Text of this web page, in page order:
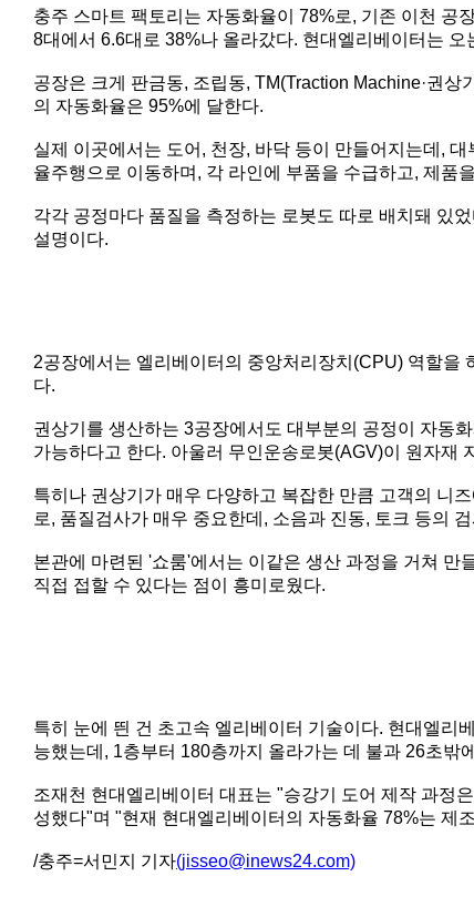
충주 스마트 팩토리는 자동화율이 78%로, 기존 이천 공
8대에서 6.6대로 38%나 올라갔다. 현대엘리베이터는
공장은 크게 판금동, 조립동, TM(Traction Machine·권
의 자동화율은 95%에 달한다.
실제 이곳에서는 도어, 천장, 바닥 등이 만들어지는데,
율주행으로 이동하며, 각 라인에 부품을 수급하고, 제품
각각 공정마다 품질을 측정하는 로봇도 따로 배치돼 있
설명이다.
2공장에서는 엘리베이터의 중앙처리장치(CPU) 역할을
다.
권상기를 생산하는 3공장에서도 대부분의 공정이 자동
가능하다고 한다. 아울러 무인운송로봇(AGV)이 원자재
특히나 권상기가 매우 다양하고 복잡한 만큼 고객의 니
로, 품질검사가 매우 중요한데, 소음과 진동, 토크 등의
본관에 마련된 '쇼룸'에서는 이같은 생산 과정을 거쳐
직접 접할 수 있다는 점이 흥미로웠다.
특히 눈에 띈 건 초고속 엘리베이터 기술이다. 현대엘리
능했는데, 1층부터 180층까지 올라가는 데 불과 26초밖
조재천 현대엘리베이터 대표는 "승강기 도어 제작 과정
성했다"며 "현재 현대엘리베이터의 자동화율 78%는 제
/충주=서민지 기자(jisseo@inews24.com)